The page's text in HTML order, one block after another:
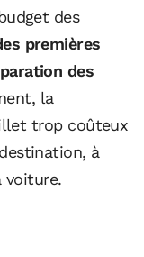
des
premières
des
la
trop coûteux
à
voiture.